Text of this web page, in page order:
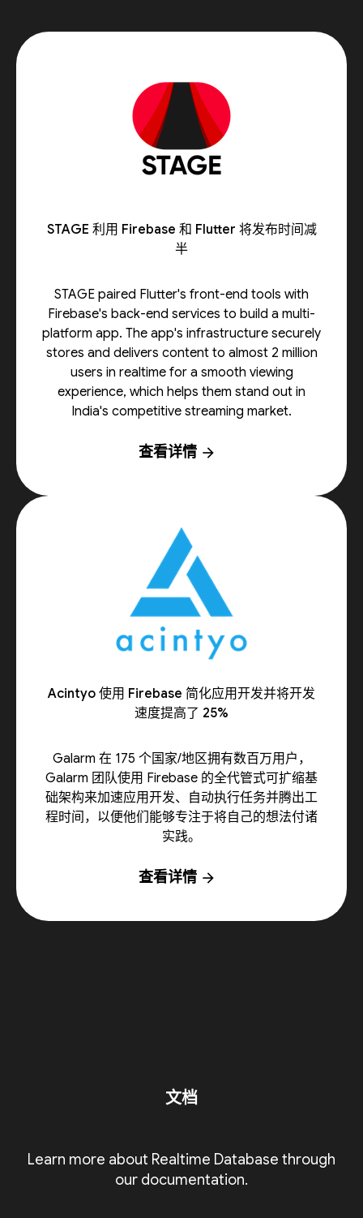
STAGE 利用 Firebase 和 Flutter 将发布时间减
半
STAGE paired Flutter's front-end tools with
Firebase's back-end services to build a multi-
platform app. The app's infrastructure securely
stores and delivers content to almost 2 million
users in realtime for a smooth viewing
experience, which helps them stand out in
India's competitive streaming market.
查看详情 arrow_forward
Acintyo 使用 Firebase 简化应用开发并将开发
速度提高了 25%
Galarm 在 175 个国家/地区拥有数百万用户，
Galarm 团队使用 Firebase 的全代管式可扩缩基
础架构来加速应用开发、自动执行任务并腾出工
程时间，以便他们能够专注于将自己的想法付诸
实践。
查看详情 arrow_forward
文档
Learn more about Realtime Database through
our documentation.